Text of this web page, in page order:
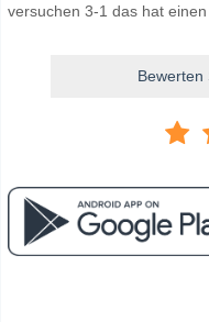
versuchen 3-1 das hat
Bewerten